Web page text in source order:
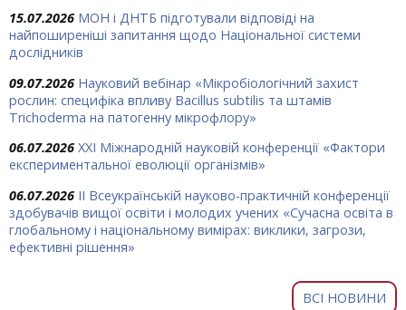
15.07.2026 МОН і ДНТБ підготували відповіді на
найпоширеніші запитання щодо Національної системи
дослідників
09.07.2026 Науковий вебінар «Мікробіологічний захист
рослин: специфіка впливу Bacillus subtilis та штамів
Trichoderma на патогенну мікрофлору»
06.07.2026 ХХІ Міжнародній науковій конференції «Фактори
експериментальної еволюції організмів»
06.07.2026 ІІ Всеукраїнській науково-практичній конференції
здобувачів вищої освіти і молодих учених «Сучасна освіта в
глобальному і національному вимірах: виклики, загрози,
ефективні рішення»
ВСІ НОВИНИ